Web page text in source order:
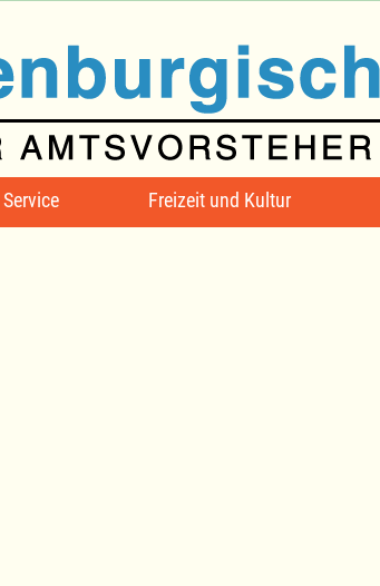
Service Freizeit und Kultur